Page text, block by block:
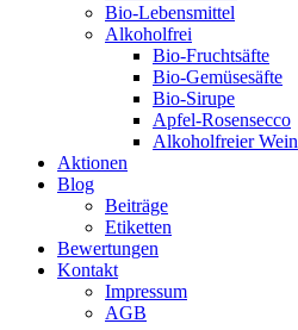
Bio-Lebensmittel
Alkoholfrei
Bio-Fruchtsäfte
Bio-Gemüsesäfte
Bio-Sirupe
Apfel-Rosensecco
Alkoholfreier Wein
Aktionen
Blog
Beiträge
Etiketten
Bewertungen
Kontakt
Impressum
AGB